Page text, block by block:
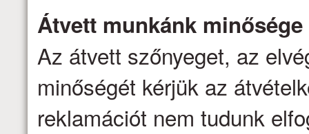
Átvett munkánk minősége
Az átvett szőnyeget, az
minőségét kérjük az
reklamációt nem tudunk